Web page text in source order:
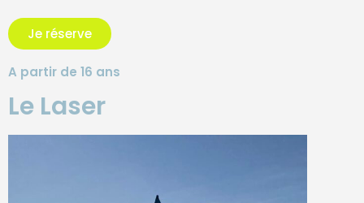
Je réserve
A partir de 16 ans
Le Laser